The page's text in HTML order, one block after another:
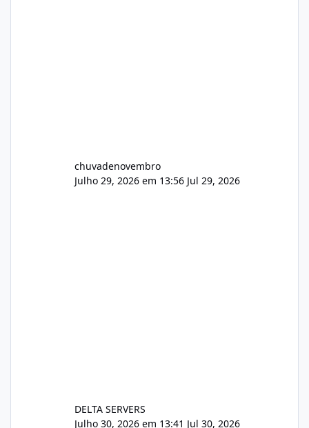
chuvadenovembro
Julho 29, 2026 em 13:56 Jul 29, 2026
DELTA SERVERS
Julho 30, 2026 em 13:41 Jul 30, 2026